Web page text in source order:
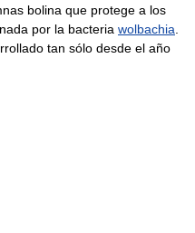
bolina que protege a los
por la bacteria wolbachia
tan sólo desde el año